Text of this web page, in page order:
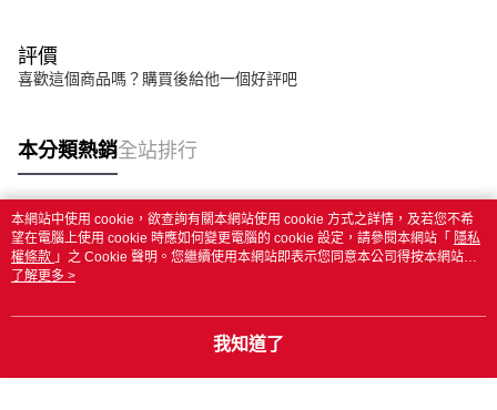
評價
喜歡這個商品嗎？購買後給他一個好評吧
本分類熱銷全站排行
熱門標籤
本網站中使用 cookie，欲查詢有關本網站使用 cookie 方式之詳情，及若您不希
望在電腦上使用 cookie 時應如何變更電腦的 cookie 設定，請參閱本網站「 隱私
權條款 」之 Cookie 聲明。您繼續使用本網站即表示您同意本公司得按本網站使
用條款之 Cookie 聲明使用 cookie。
了解更多 >
我知道了